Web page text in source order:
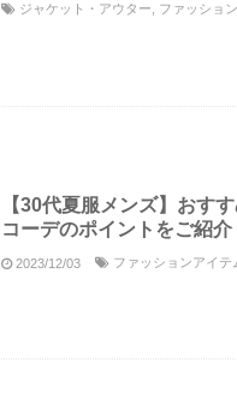
ジャケット・アウター
ファッショ
【30代夏服メンズ】おす
コーデのポイントをご紹介
2023/12/03 ファッションアイテ